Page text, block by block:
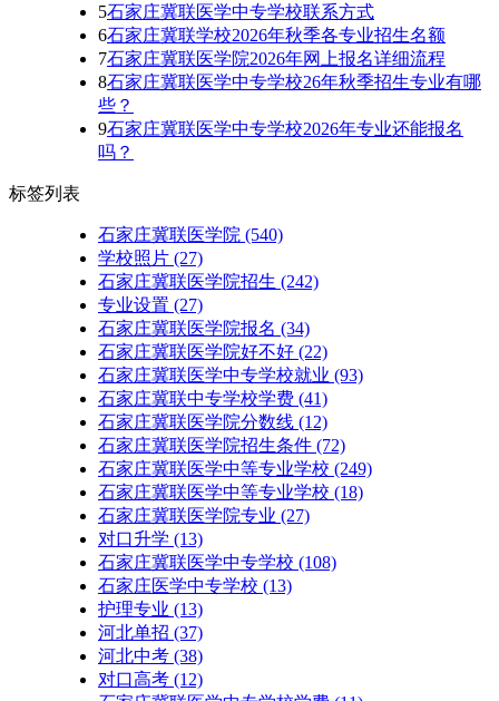
5石家庄冀联医学中专学校联系方式
6石家庄冀联学校2026年秋季各专业招生名额
7石家庄冀联医学院2026年网上报名详细流程
8石家庄冀联医学中专学校26年秋季招生专业有哪
些？
9石家庄冀联医学中专学校2026年专业还能报名
吗？
标签列表
石家庄冀联医学院 (540)
学校照片 (27)
石家庄冀联医学院招生 (242)
专业设置 (27)
石家庄冀联医学院报名 (34)
石家庄冀联医学院好不好 (22)
石家庄冀联医学中专学校就业 (93)
石家庄冀联中专学校学费 (41)
石家庄冀联医学院分数线 (12)
石家庄冀联医学院招生条件 (72)
石家庄冀联医学中等专业学校 (249)
石家庄冀联医学中等专业学校​ (18)
石家庄冀联医学院专业 (27)
对口升学 (13)
石家庄冀联医学中专学校 (108)
石家庄医学中专学校 (13)
护理专业 (13)
河北单招 (37)
河北中考 (38)
对口高考 (12)